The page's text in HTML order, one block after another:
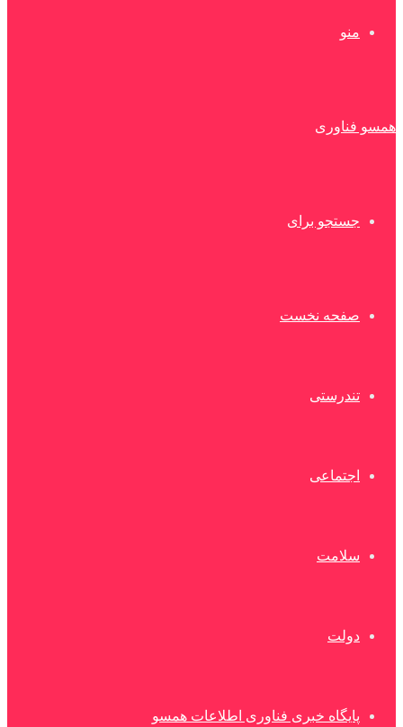
منو
همسو فناوری
جستجو برای
صفحه نخست
تندرستی
اجتماعی
سلامت
دولت
پایگاه خبری فناوری اطلاعات همسو